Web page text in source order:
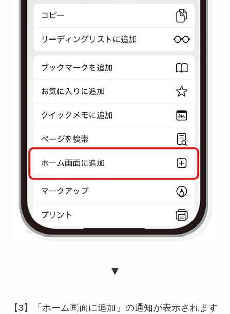
▼
【3】「ホーム画面に追加」の通知が表示されます